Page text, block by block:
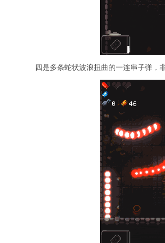
四是多条蛇状波浪扭曲的一连串子弹，